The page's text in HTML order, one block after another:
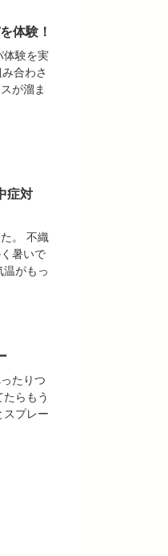
体験！
体験を実
合わさ
が溜ま
症対
。 不織
暑いで
がもっ
たりつ
らもう
プレー